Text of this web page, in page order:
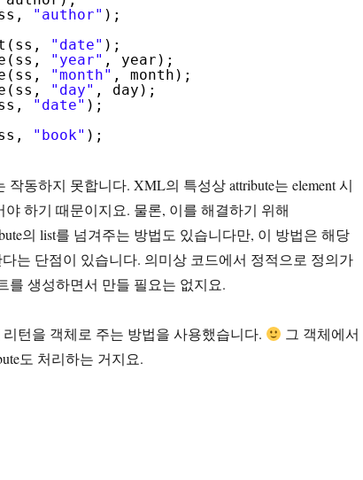
"author" );
"date" );
"year" , year);
"month" , month);
"day" , day);
"date" );
"book" );
동하지 못합니다. XML의 특성상 attribute는 element 시
하기 때문이지요. 물론, 이를 해결하기 위해
의 list를 넘겨주는 방법도 있습니다만, 이 방법은 해당
는 단점이 있습니다. 의미상 코드에서 정적으로 정의가
를 생성하면서 만들 필요는 없지요.
리턴을 객체로 주는 방법을 사용했습니다.
그 객체에서
도 처리하는 거지요.